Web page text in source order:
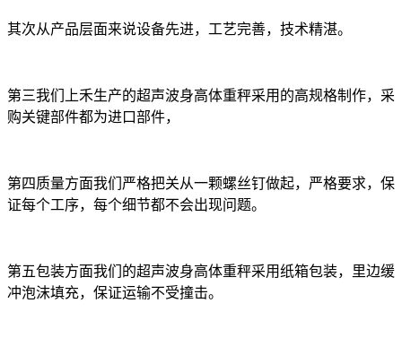
其次从产品层面来说设备先进，工艺完善，技术精湛。
第三我们上禾生产的超声波身高体重秤采用的高规格制作，采
购关键部件都为进口部件，
第四质量方面我们严格把关从一颗螺丝钉做起，严格要求，保
证每个工序，每个细节都不会出现问题。
第五包装方面我们的超声波身高体重秤采用纸箱包装，里边缓
冲泡沫填充，保证运输不受撞击。